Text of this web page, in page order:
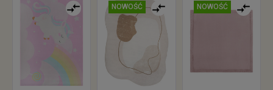
NOWOŚĆ NOWOŚĆ